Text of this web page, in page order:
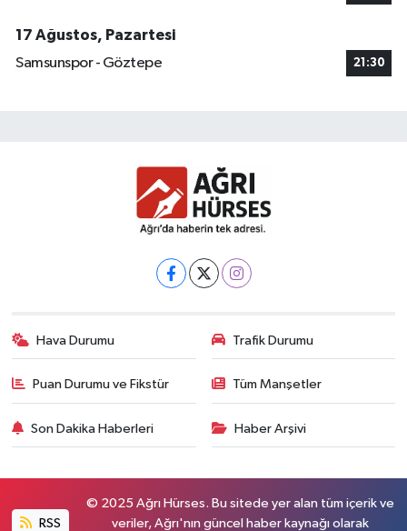
17 Ağustos, Pazartesi
Samsunspor - Göztepe
21:30
Hava Durumu Trafik Durumu
Puan Durumu ve Fikstür Tüm Manşetler
Son Dakika Haberleri Haber Arşivi
RSS
© 2025 Ağrı Hürses. Bu sitede yer alan tüm içerik ve
veriler, Ağrı'nın güncel haber kaynağı olarak